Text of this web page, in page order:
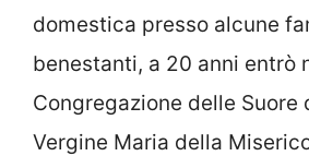
domestica presso alcune
benestanti, a 20 anni entrò
Congregazione delle Suore
Vergine Maria della